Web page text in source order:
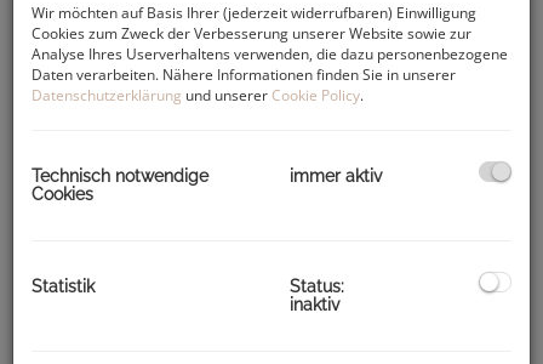
Beschreibung
Die 2,5-Zimmer-Wohnung punktet
mit einer sehr
lichtdurchfluteten Atmosphäre
teilen sich wie folgt auf:
Wir möchten auf Basis Ihrer (jederzeit widerrufbaren) Einwilligung
Cookies zum Zweck der Verbesserung unserer Website sowie zur
Analyse Ihres Userverhaltens verwenden, die dazu personenbezogene
Daten verarbeiten. Nähere Informationen finden Sie in unserer
Datenschutzerklärung und unserer Cookie Policy.
Technisch notwendige
Cookies
immer aktiv
Statistik
Status:
inaktiv